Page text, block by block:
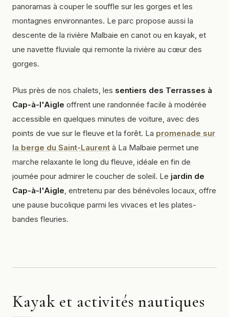
panoramas à couper le souffle sur les gorges et les
montagnes environnantes. Le parc propose aussi la
descente de la rivière Malbaie en canot ou en kayak, et
une navette fluviale qui remonte la rivière au cœur des
gorges.
Plus près de nos chalets, les sentiers des Terrasses à
Cap-à-l'Aigle offrent une randonnée facile à modérée
accessible en quelques minutes de voiture, avec des
points de vue sur le fleuve et la forêt. La promenade sur
la berge du Saint-Laurent à La Malbaie permet une
marche relaxante le long du fleuve, idéale en fin de
journée pour admirer le coucher de soleil. Le jardin de
Cap-à-l'Aigle, entretenu par des bénévoles locaux, offre
une pause bucolique parmi les vivaces et les plates-
bandes fleuries.
Kayak et activités nautiques